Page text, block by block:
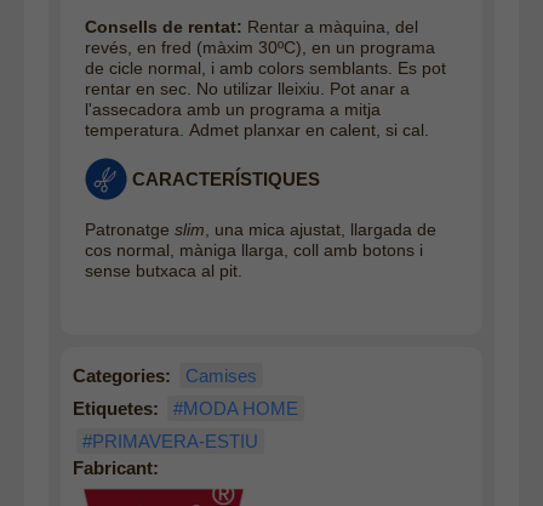
Consells de rentat: Rentar a màquina, del
revés, en fred (màxim 30ºC), en un programa
de cicle normal, i amb colors semblants. Es pot
rentar en sec. No utilizar lleixiu. Pot anar a
l'assecadora amb un programa a mitja
temperatura. Admet planxar en calent, si cal.
CARACTERÍSTIQUES
Patronatge slim , una mica ajustat, llargada de
cos normal, màniga llarga, coll amb botons i
sense butxaca al pit.
Categories:
Camises
Etiquetes:
#MODA HOME
#PRIMAVERA-ESTIU
Fabricant: